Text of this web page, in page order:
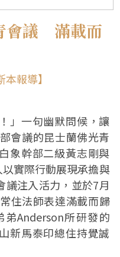
會議 滿載而
報導】
」一句幽默問候，讓
會議的昆士蘭佛光青
象幹部二級黃志剛與
實際行動展現承擔與
議注入活力，並於7月
住法師表達滿載而歸
Anderson所研發的
新馬泰印總住持覺誠